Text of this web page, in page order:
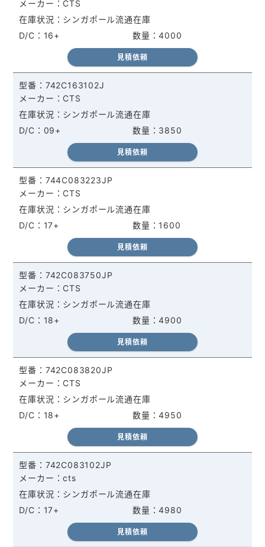
CTS
4000
シンガポール流通在庫
16+
見積依頼
742C163102J
CTS
3850
シンガポール流通在庫
09+
見積依頼
744C083223JP
CTS
1600
シンガポール流通在庫
17+
見積依頼
742C083750JP
CTS
4900
シンガポール流通在庫
18+
見積依頼
742C083820JP
CTS
4950
シンガポール流通在庫
18+
見積依頼
742C083102JP
cts
4980
シンガポール流通在庫
17+
見積依頼